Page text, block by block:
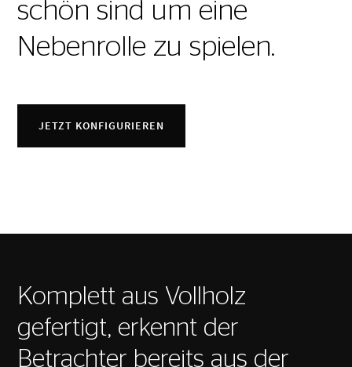
schön sind um eine
Nebenrolle zu spielen.
JETZT KONFIGURIEREN
Komplett aus Vollholz
gefertigt, erkennt der
Betrachter bereits aus der